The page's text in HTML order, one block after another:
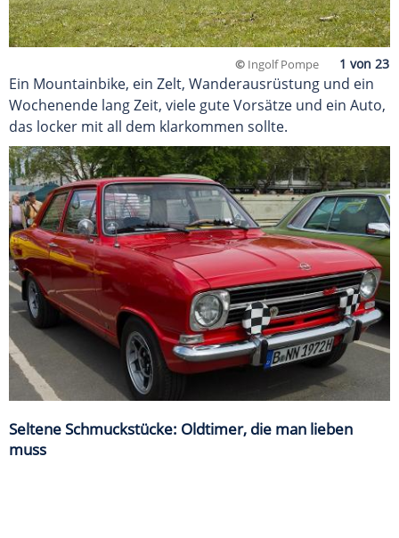
© Ingolf Pompe
Ein Mountainbike, ein Zelt, Wanderausrüstung und ein
Wochenende lang Zeit, viele gute Vorsätze und ein Auto,
das locker mit all dem klarkommen sollte.
Seltene Schmuckstücke: Oldtimer, die man lieben
muss